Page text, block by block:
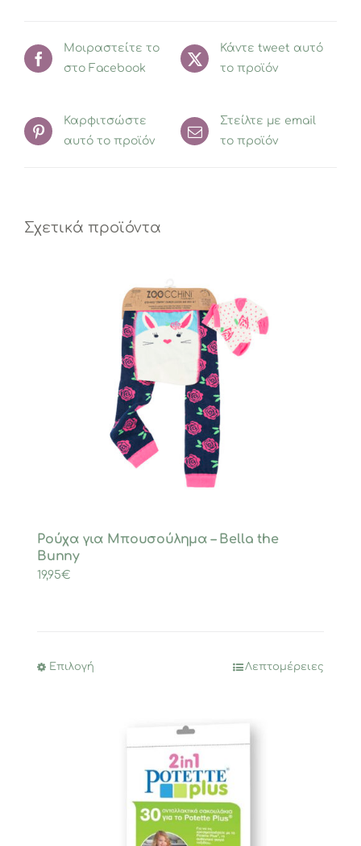
Μοιραστείτε το
στο Facebook
Κάντε tweet αυτό
το προϊόν
Καρφιτσώστε
αυτό το προϊόν
Στείλτε με email
το προϊόν
Σχετικά προϊόντα
Ρούχα για Μπουσούλημα – Bella the
Bunny
19,95€
Επιλογή
πολλαπλές
παραλλαγές.
επιλογές
Λεπτομέρειες